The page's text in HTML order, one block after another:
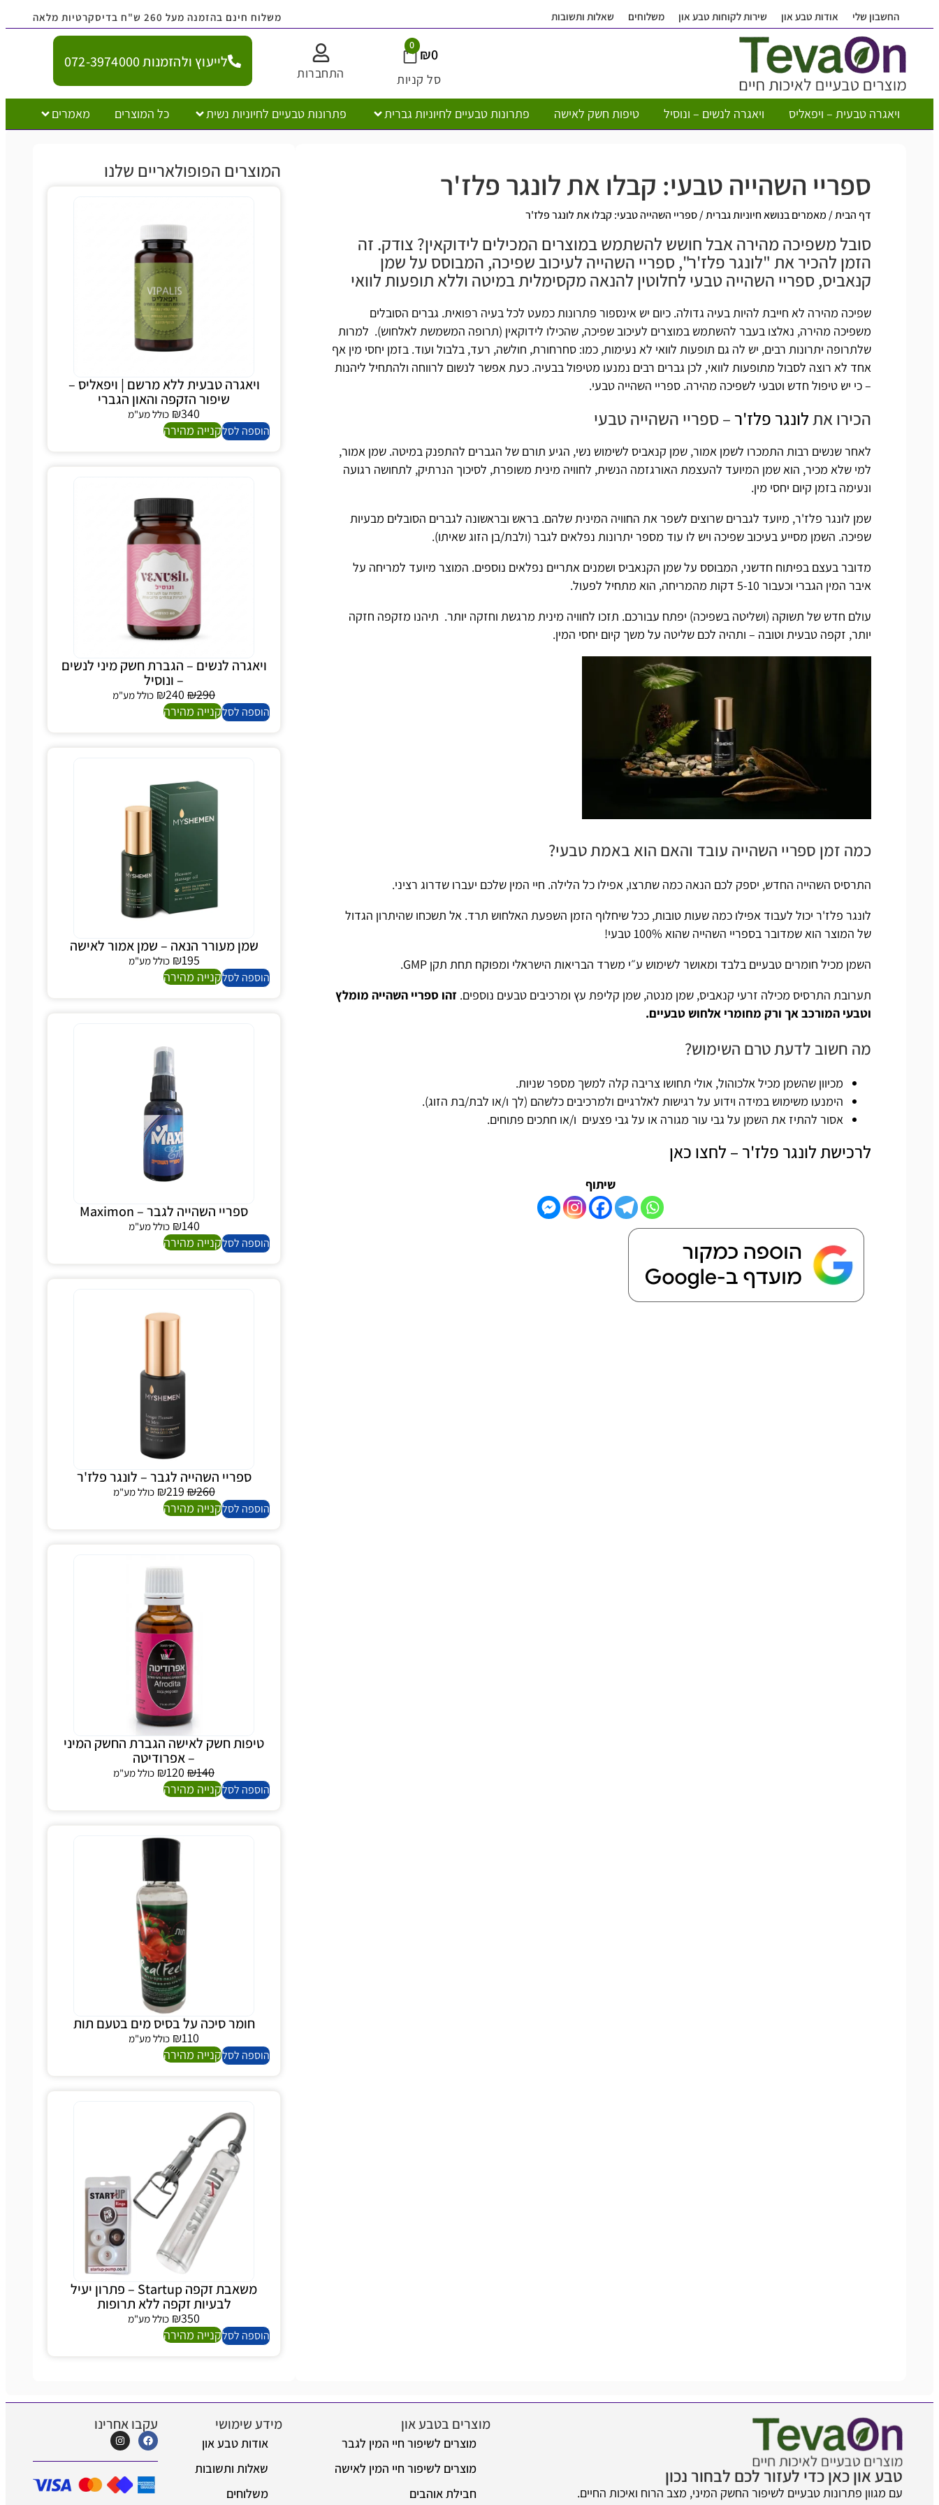
החשבון שלי אודות טבע און שירות לקוחות טבע און משלוחים שאלות ותשובות משלוח חינם בהזמנה מעל 260 ש"ח בדיסקרטיות מלאה
₪0
0
סל קניות התחברות
לייעוץ ולהזמנות 072-3974000
ויאגרה טבעית – ויפאליס ויאגרה לנשים – ונוסיל טיפות חשק לאישה פתרונות טבעיים לחיוניות גברית פתרונות טבעיים לחיוניות נשית כל המוצרים מאמרים
ספריי השהייה טבעי: קבלו את לונגר פלז'ר
דף הבית/ מאמרים בנושא חיוניות גברית/ספריי השהייה טבעי: קבלו את לונגר פלז'ר
סובל משפיכה מהירה אבל חושש להשתמש במוצרים המכילים לידוקאין? צודק. זה
הזמן להכיר את "לונגר פלז'ר", ספריי השהייה לעיכוב שפיכה, המבוסס על שמן
קנאביס, ספריי השהייה טבעי לחלוטין להנאה מקסימלית במיטה וללא תופעות לוואי
שפיכה מהירה לא חייבת להיות בעיה גדולה. כיום יש אינספור פתרונות כמעט לכל בעיה רפואית. גברים הסובלים
משפיכה מהירה, נאלצו בעבר להשתמש במוצרים לעיכוב שפיכה, שהכילו לידוקאין (תרופה המשמשת לאלחוש). למרות
שלתרופה יתרונות רבים, יש לה גם תופעות לוואי לא נעימות, כמו: סחרחורת, חולשה, רעד, בלבול ועוד. בזמן יחסי מין אף
אחד לא רוצה לסבול מתופעות לוואי, לכן גברים רבים נמנעו מטיפול בבעיה. כעת אפשר לנשום לרווחה ולהתחיל ליהנות
– כי יש טיפול חדש וטבעי לשפיכה מהירה. ספריי השהייה טבעי.
הכירו אתלונגר פלז'ר – ספריי השהייה טבעי
לאחר שנשים רבות התמכרו לשמן אמור, שמן קנאביס לשימוש נשי, הגיע תורם של הגברים להתפנק במיטה. שמן אמור,
למי שלא מכיר, הוא שמן המיועד להעצמת האורגזמה הנשית, לחוויה מינית משופרת, לסיכוך הנרתיק, לתחושה רגועה
ונעימה בזמן קיום יחסי מין.
שמן לונגר פלז'ר, מיועד לגברים שרוצים לשפר את החוויה המינית שלהם. בראש ובראשונה לגברים הסובלים מבעיות
שפיכה. השמן מסייע בעיכוב שפיכה ויש לו עוד מספר יתרונות נפלאים לגבר (ולבת/בן הזוג שאיתו).
מדובר בעצם בפיתוח חדשני, המבוסס על שמן הקנאביס ושמנים אתריים נפלאים נוספים. המוצר מיועד למריחה על
איבר המין הגברי וכעבור 5-10 דקות מהמריחה, הוא מתחיל לפעול.
עולם חדש של תשוקה (ושליטה בשפיכה) יפתח עבורכם. תזכו לחוויה מינית מרגשת וחזקה יותר. תיהנו מזקפה חזקה
יותר, זקפה טבעית וטובה – ותהיה לכם שליטה על משך קיום יחסי המין.
כמה זמן ספריי השהייה עובד והאם הוא באמת טבעי?
התרסיס השהייה החדש, יספק לכם הנאה כמה שתרצו, אפילו כל הלילה. חיי המין שלכם יעברו שדרוג רציני.
לונגר פלז'ר יכול לעבוד אפילו כמה שעות טובות, ככל שיחלוף הזמן השפעת האלחוש תרד. אל תשכחו שהיתרון הגדול
של המוצר הוא שמדובר בספריי השהייה שהוא 100% טבעי!
השמן מכיל חומרים טבעיים בלבד ומאושר לשימוש ע״י משרד הבריאות הישראלי ומפוקח תחת תקן GMP.
תערובת התרסיס מכילה זרעי קנאביס, שמן מנטה, שמן קליפת עץ ומרכיבים טבעים נוספים. זהו ספריי השהייה מומלץ
וטבעי המורכב אך ורק מחומרי אלחוש טבעיים.
מה חשוב לדעת טרם השימוש?
מכיוון שהשמן מכיל אלכוהול, אולי תחושו צריבה קלה למשך מספר שניות.
הימנעו משימוש במידה וידוע על רגישות לאלרגיים ולמרכיבים כלשהם (לך ו/או לבת/בת הזוג).
אסור להתיז את השמן על גבי עור מגורה או על גבי פצעים ו/או חתכים פתוחים.
לרכישת לונגר פלז'ר – לחצו כאן
שיתוף
המוצרים הפופולאריים שלנו
ויאגרה טבעית ללא מרשם | ויפאליס –
שיפור הזקפה והאון הגברי
₪340 כולל מע"מ
הוספה לסלקנייה מהירה
ויאגרה לנשים – הגברת חשק מיני לנשים
– ונוסיל
₪290
₪240 כולל מע"מ
הוספה לסלקנייה מהירה
שמן מעורר הנאה – שמן אמור לאישה
₪195 כולל מע"מ
הוספה לסלקנייה מהירה
ספריי השהייה לגבר – Maximon
₪140 כולל מע"מ
הוספה לסלקנייה מהירה
ספריי השהייה לגבר – לונגר פלז'ר
₪260
₪219 כולל מע"מ
הוספה לסלקנייה מהירה
טיפות חשק לאישה הגברת החשק המיני
– אפרודיטה
₪140
₪120 כולל מע"מ
הוספה לסלקנייה מהירה
חומר סיכה על בסיס מים בטעם תות
₪110 כולל מע"מ
הוספה לסלקנייה מהירה
משאבת זקפה Startup – פתרון יעיל
לבעיות זקפה ללא תרופות
₪350 כולל מע"מ
הוספה לסלקנייה מהירה
טבע און כאן כדי לעזור לכם לבחור נכון
עם מגוון פתרונות טבעיים לשיפור החשק המיני, מצב הרוח ואיכות החיים.
מוצרים בטבע און
מוצרים לשיפור חיי המין לגבר
מוצרים לשיפור חיי המין לאישה
חבילת אוהבים
מידע שימושי
אודות טבע און
שאלות ותשובות
משלוחים
עקבו אחרינו